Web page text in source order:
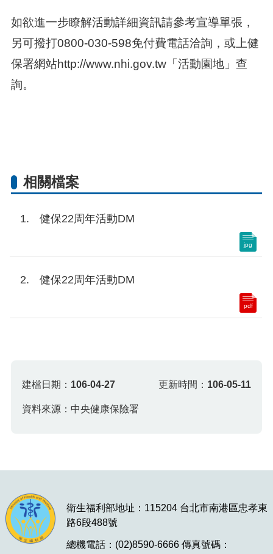
如欲進一步瞭解活動詳細資訊請參考宣導單張，
另可撥打0800-030-598免付費電話洽詢，或上健
保署網站http://www.nhi.gov.tw「活動園地」查
詢。
相關檔案
健保22周年活動DM
jpg
健保22周年活動DM
pdf
建檔日期： 106-04-27 更新時間： 106-05-11
資料來源：中央健康保險署
衛生福利部地址：115204 台北市南港區忠孝東
路6段488號
總機電話：(02)8590-6666 傳真號碼：